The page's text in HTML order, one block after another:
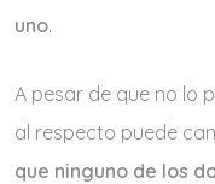
uno.
A pesar de que no lo
al respecto puede
que ninguno de los